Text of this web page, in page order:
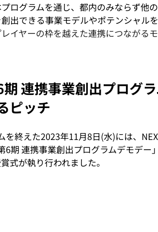
ログラムを通じ、都内のみならず他
出できる事業モデルやポテンシャル
イヤーの枠を越えた連携につながる
連携事業創出プログラ
ピッチ
を終えた2023年11月8日(水)には、
6期 連携事業創出プログラムデモデー
式が執り行われました。